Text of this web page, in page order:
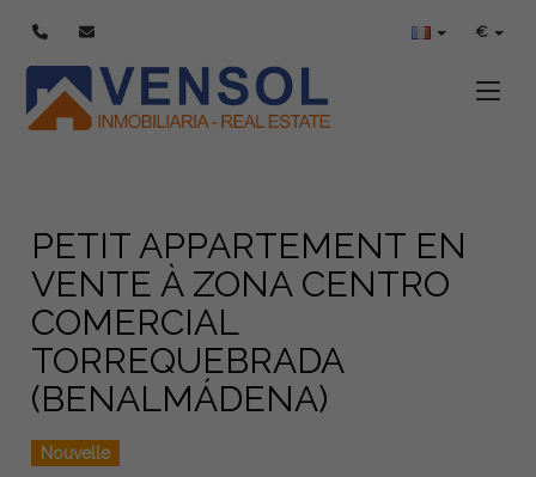
€
PETIT APPARTEMENT EN
VENTE À ZONA CENTRO
COMERCIAL
TORREQUEBRADA
(BENALMÁDENA)
Nouvelle